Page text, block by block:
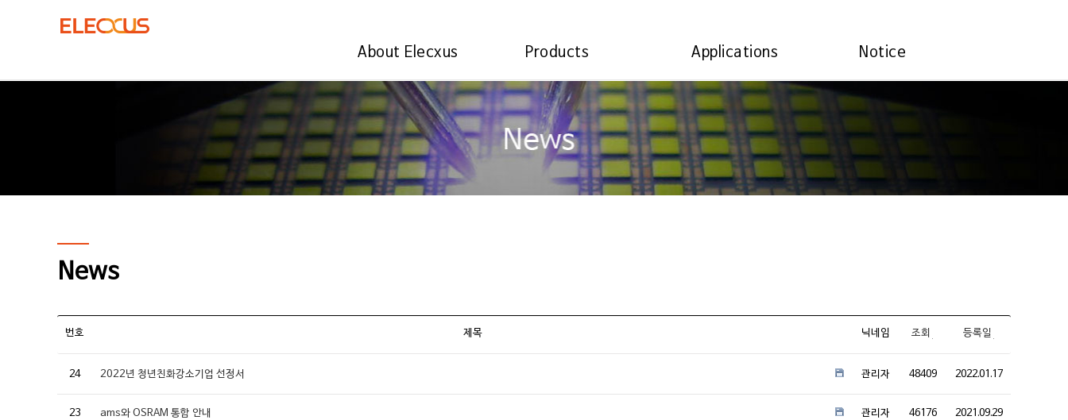
About Elecxus Products Applications Notice
News
번호 제목 닉네임 조회 등록일
24 2022년 청년친화강소기업 선정서 관리자 48409 2022.01.17
23 ams와 OSRAM 통합 안내 관리자 46176 2021.09.29